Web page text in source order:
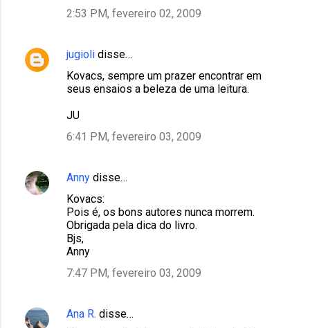
2:53 PM, fevereiro 02, 2009
jugioli disse…
Kovacs, sempre um prazer encontrar em
seus ensaios a beleza de uma leitura.
JU
6:41 PM, fevereiro 03, 2009
Anny disse…
Kovacs:
Pois é, os bons autores nunca morrem.
Obrigada pela dica do livro.
Bjs,
Anny
7:47 PM, fevereiro 03, 2009
Ana R. disse…